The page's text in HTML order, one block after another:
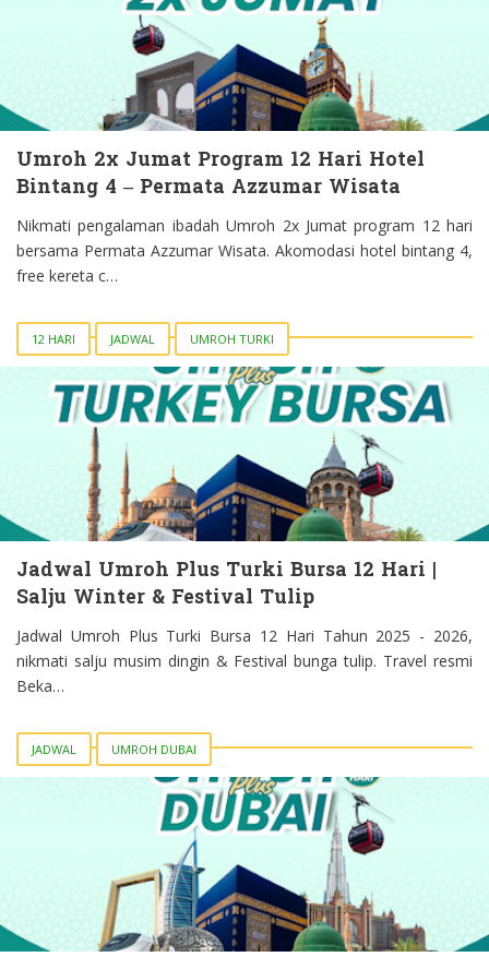
Umroh 2x Jumat Program 12 Hari Hotel
Bintang 4 – Permata Azzumar Wisata
Nikmati pengalaman ibadah Umroh 2x Jumat program 12 hari
bersama Permata Azzumar Wisata. Akomodasi hotel bintang 4,
free kereta c…
12 HARI JADWAL UMROH TURKI
Jadwal Umroh Plus Turki Bursa 12 Hari |
Salju Winter & Festival Tulip
Jadwal Umroh Plus Turki Bursa 12 Hari Tahun 2025 - 2026,
nikmati salju musim dingin & Festival bunga tulip. Travel resmi
Beka…
JADWAL UMROH DUBAI